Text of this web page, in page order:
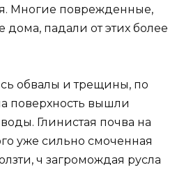
Многие поврежденные,
дома, падали от этих более
обвалы и трещины, по
поверхность вышли
Глинистая почва на
уже сильно смоченная
ч загромождая русла